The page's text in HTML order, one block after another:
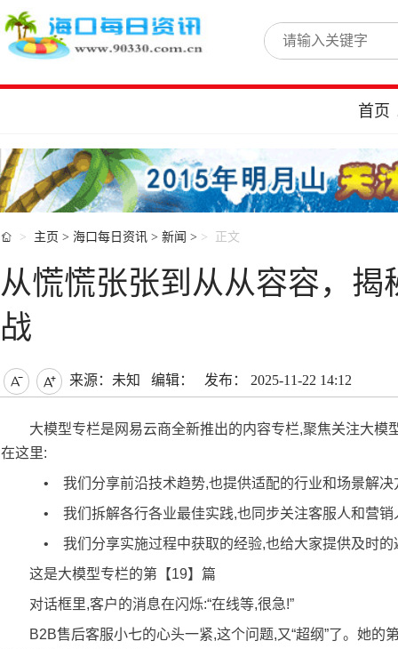
首页
 主页 > 海口每日资讯 > 新闻 > 正文
从慌慌张张到从从容容，揭
战
  来源：未知 编辑： 发布： 2025-11-22 14:12
大模型专栏是网易云商全新推出的内容专栏,聚焦关注大
在这里:
• 我们分享前沿技术趋势,也提供适配的行业和场景解决
• 我们拆解各行各业最佳实践,也同步关注客服人和营销
• 我们分享实施过程中获取的经验,也给大家提供及时的
这是大模型专栏的第【19】篇
对话框里,客户的消息在闪烁:“在线等,很急!”
B2B售后客服小七的心头一紧,这个问题,又“超纲”了。她